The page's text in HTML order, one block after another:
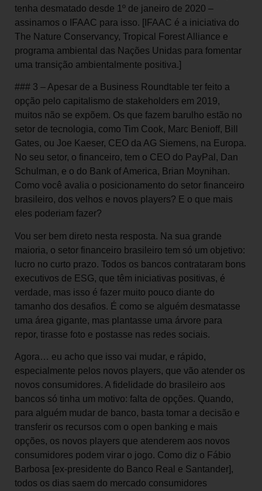
tenha desmatado desde 1º de janeiro de 2020 –
assinamos o IFAAC para isso. [IFAAC é a iniciativa do
The Nature Conservancy, Tropical Forest Alliance e
programa ambiental das Nações Unidas para fomentar
uma transição ambientalmente positiva.]
### 3 – Apesar de a Business Roundtable ter feito a
opção pelo capitalismo de stakeholders em 2019,
muitos não se expõem. Os que fazem barulho estão no
setor de tecnologia, como Tim Cook, Marc Benioff, Bill
Gates, ou Joe Kaeser, CEO da AG Siemens, na Europa.
No seu setor, o financeiro, tem o CEO do PayPal, Dan
Schulman, e o do Bank of America, Brian Moynihan.
Como você avalia o posicionamento do setor financeiro
brasileiro, dos velhos e novos players? E o que mais
eles poderiam fazer?
Vou ser bem direto nesta resposta. Na sua grande
maioria, o setor financeiro brasileiro tem só um objetivo:
lucro no curto prazo. Todos os bancos contrataram bons
executivos de ESG, que têm iniciativas positivas, é
verdade, mas isso é fazer muito pouco diante do
tamanho dos desafios. É como se alguém desmatasse
uma área gigante, mas plantasse uma árvore para
repor, tirasse foto e postasse nas redes sociais.
Agora… eu acho que isso vai mudar, e rápido,
especialmente pelos novos players, que vão atender os
novos consumidores. A fidelidade do brasileiro aos
bancos só tinha um motivo: falta de opções. Quando,
para alguém mudar de banco, basta tomar a decisão e
transferir os recursos com o open banking e mais
opções, os novos players que atenderem aos novos
consumidores podem virar o jogo. Como diz o Fábio
Barbosa [ex-presidente do Banco Real e Santander],
todos os dias saem do mercado consumidores